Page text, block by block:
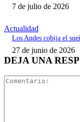
7 de julio de 2026
Actualidad
Los Andes cobija el
27 de junio de 2026
DEJA UNA